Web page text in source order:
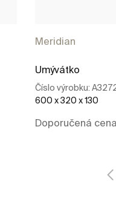
Meridian
Umývátko
Číslo výrobku:
600 x 320 x 130
Doporučená